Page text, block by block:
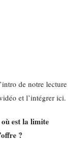
de notre
et l’intégrer ici.
est la limite
?